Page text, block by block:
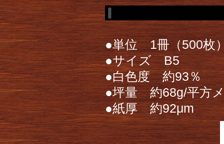
●単位 1冊（500枚
●サイズ B5
●白色度 約93％
●坪量 約68g/平方
●紙厚 約92μm